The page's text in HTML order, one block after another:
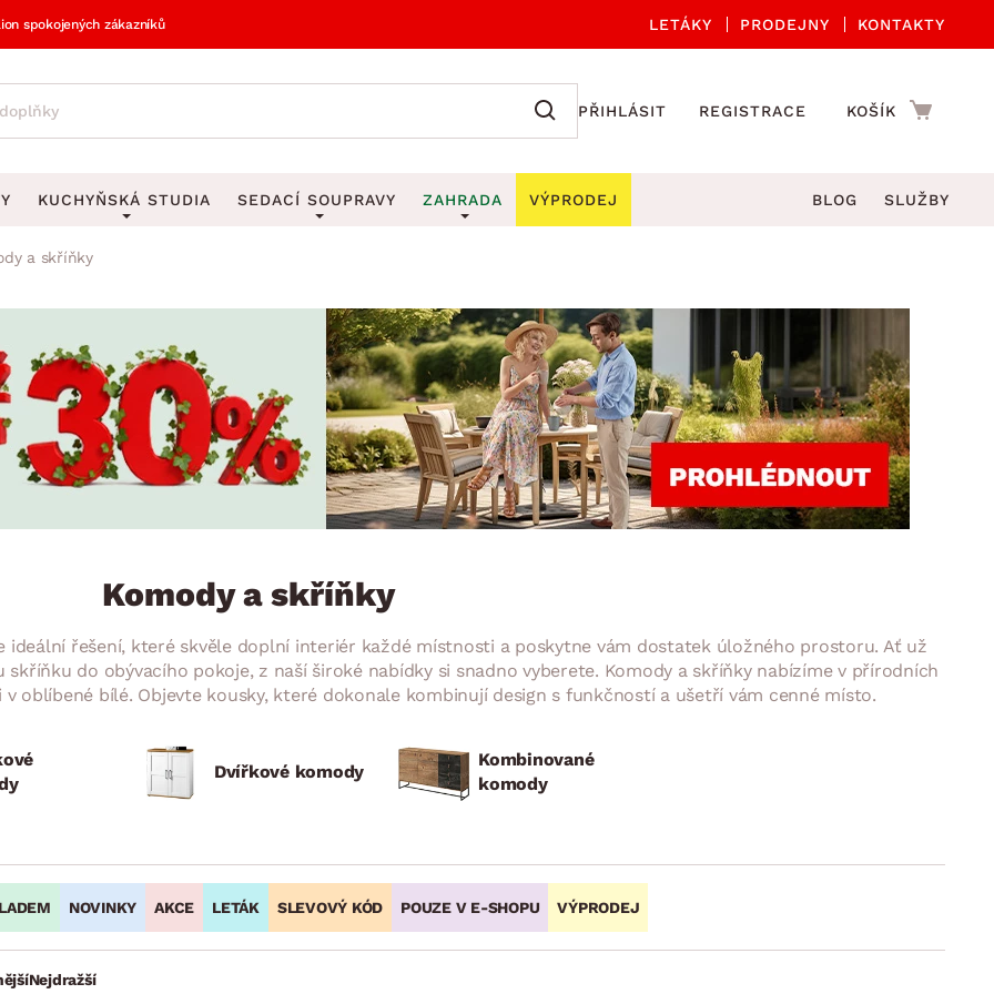
spokojených zákazníků LETÁKY PRODEJNY KONTAKTY
PŘIHLÁSIT REGISTRACE KOŠÍK
Obrazy
Hodiny
Vázy
Zobrazit vše
Věšáky na klíče
Stojany na deštníky
Stojany na noviny
Stojany na oblečení
Zobrazit vše
Kuchyňské příslušenství
Koupelnové doplňky
Zahradní doplňky
ZAHRADNÍ DOPLŇKY VÁNOCE
KUCHYŇSKÁ STUDIA SEDACÍ SOUPRAVY
Rohové sedací soupravy
Sedací soupravy 3-2-1
Sedací soupravy na míru
ZAHRADA
Zahradní židle a křesla
Zahradní lavice
Zahradní stoly
Zahradní houpačky
Zahradní lehátka
Zahradní doplňky
VÝPRODEJ BLOG SLUŽBY
a skříňky
Komody a skříňky
ideální řešení, které skvěle doplní interiér každé místnosti a poskytne vám dostatek úložného prostoru. Ať už
do obývacího pokoje, z naší široké nabídky si snadno vyberete. Komody a skříňky nabízíme v přírodních
oblíbené bílé. Objevte kousky, které dokonale kombinují design s funkčností a ušetří vám cenné místo.
Dvířkové komody
Kombinované
komody
NOVINKY AKCE LETÁK SLEVOVÝ KÓD POUZE V E-SHOPU VÝPRODEJ
Nejdražší